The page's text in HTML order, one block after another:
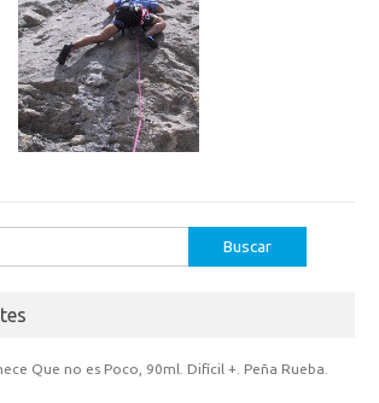
Que no es Poco, 90ml. Difícil +. Peña Rueba.